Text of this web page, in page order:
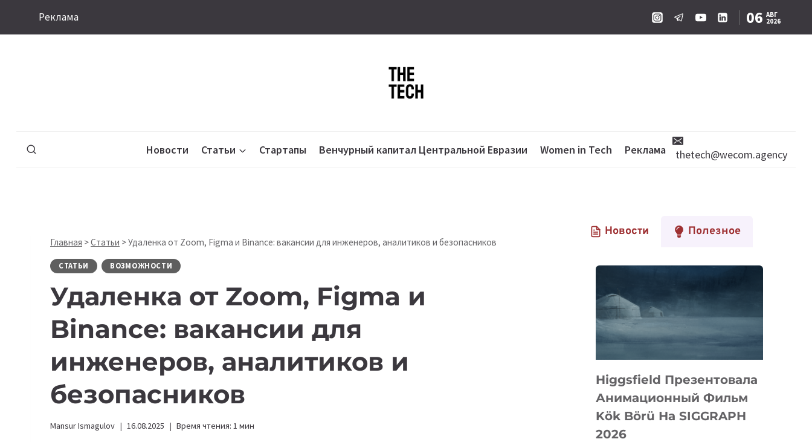
Реклама 06 АВГ
2026
Новости Статьи Стартапы Венчурный капитал Центральной Евразии Women in Tech Реклама thetech@wecom.agency
Главная >Статьи >Удаленка от Zoom, Figma и Binance: вакансии для инженеров, аналитиков и безопасников
СТАТЬИ ВОЗМОЖНОСТИ
Удаленка от Zoom, Figma и
Binance: вакансии для
инженеров, аналитиков и
безопасников
Mansur Ismagulov 16.08.2025 Время чтения: 1 мин
Новости Полезное
Higgsfield Презентовала
Анимационный Фильм
Kök Börü На SIGGRAPH
2026